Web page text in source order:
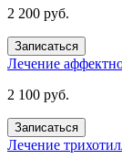
2 200 руб.
Записаться
Лечение
2 100 руб.
Записаться
Лечение